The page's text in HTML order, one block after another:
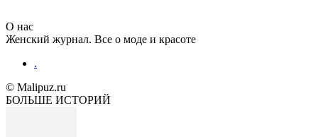
О нас
Женский журнал. Все о моде и красоте
.
© Malipuz.ru
БОЛЬШЕ ИСТОРИЙ